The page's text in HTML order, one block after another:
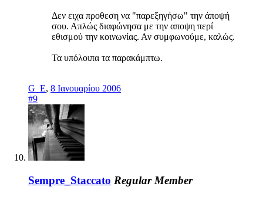
Δεν ειχα προθεση να "παρεξηγήσω" την άποψή
σου. Απλώς διαφώνησα με την αποψη περί
εθισμού την κοινωνίας. Αν συμφωνούμε, καλώς.
Τα υπόλοιπα τα παρακάμπτω.
G_E, 8 Ιανουαρίου 2006
#9
Sempre_Staccato Regular Member